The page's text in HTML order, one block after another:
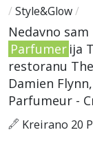
/ Style&Glow/
Nedavno
Parfumer ija
restoranu
Damien
Parfumeur -
Kreirano 20